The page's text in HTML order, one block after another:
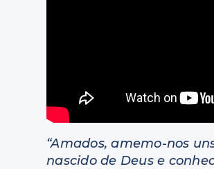
“Amados, amemo-nos
nascido de Deus e